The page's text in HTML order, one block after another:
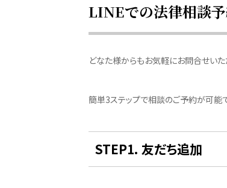
LINEでの法律相談
どなた様からもお気軽にお問合せい
簡単3ステップで相談のご予約が可能で
STEP1. 友だち追加